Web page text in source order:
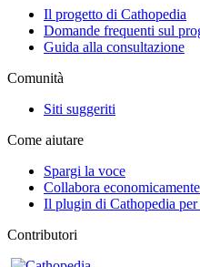
Il progetto di Cathopedia
Domande frequenti sul
Guida alla consultazione
Comunità
Siti suggeriti
Come aiutare
Spargi la voce
Collabora economicamente
Il plugin di Cathopedia per
Contributori